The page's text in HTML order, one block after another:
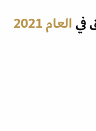
فيالعام 2021